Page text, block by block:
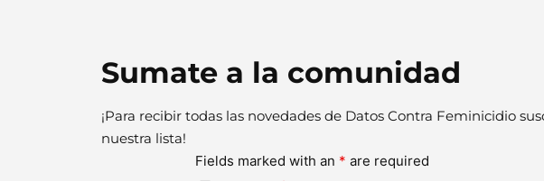
Sumate a la comunidad
¡Para recibir todas las novedades de Datos Contra Feminicidio
nuestra lista!
Fields marked with an * are required